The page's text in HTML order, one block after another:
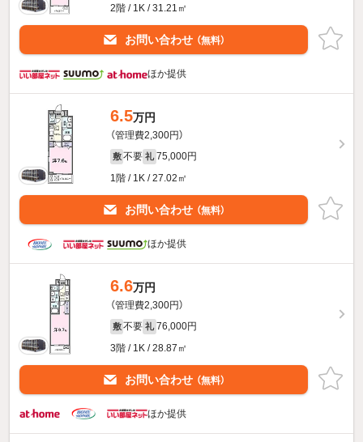
2階 / 1K / 31.21㎡
お問い合わせ （無料）
ほか提供
6.5万円
（管理費2,300円）
敷 不要 礼 75,000円
1階 / 1K / 27.02㎡
お問い合わせ （無料）
ほか提供
6.6万円
（管理費2,300円）
敷 不要 礼 76,000円
3階 / 1K / 28.87㎡
お問い合わせ （無料）
ほか提供